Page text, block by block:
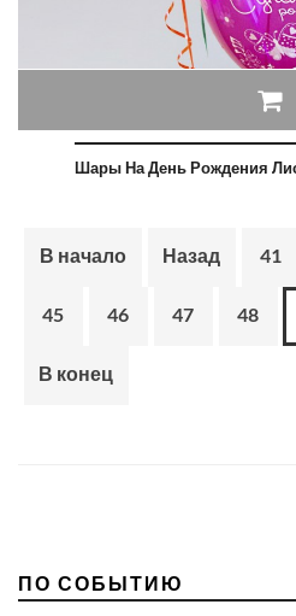
Шары На День Рождения
В начало Назад 41
45 46 47 48
В конец
ПО СОБЫТИЮ